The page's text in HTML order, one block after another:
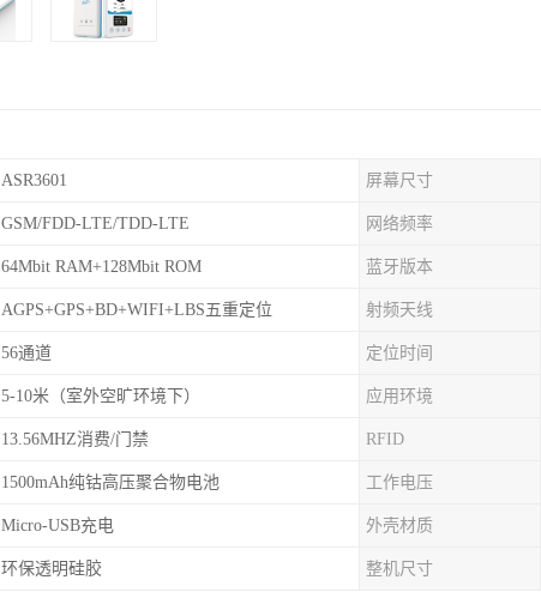
ASR3601 屏幕尺寸
GSM/FDD-LTE/TDD-LTE 网络频率
64Mbit RAM+128Mbit ROM 蓝牙版本
AGPS+GPS+BD+WIFI+LBS五重定位 射频天线
56通道 定位时间
5-10米（室外空旷环境下） 应用环境
13.56MHZ消费/门禁 RFID
1500mAh纯钴高压聚合物电池 工作电压
Micro-USB充电 外壳材质
环保透明硅胶 整机尺寸